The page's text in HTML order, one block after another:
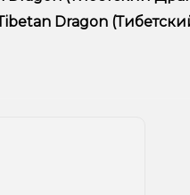
(Тибетский Дракон, 50
это кальян, учитывайте
идеальный вариант.
Dragon
предложения!